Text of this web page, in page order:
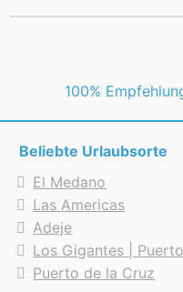
100%
Beliebte Urlaubsorte
El Medano
Las Americas
Adeje
Los Gigantes |
Puerto de la Cruz